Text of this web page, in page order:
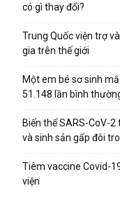
có gì thay đổi?
Trung Quốc viện trợ
gia trên thế giới
Một em bé sơ sinh
51.148 lần bình
Biến thể SARS-CoV-
và sinh sản gấp đôi
Tiêm vaccine Covid-
viện